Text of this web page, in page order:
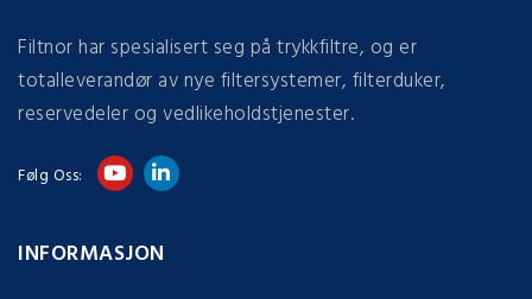
Filtnor har spesialisert seg på trykkfiltre, og er
totalleverandør av nye filtersystemer, filterduker,
reservedeler og vedlikeholdstjenester.
Følg Oss:
INFORMASJON